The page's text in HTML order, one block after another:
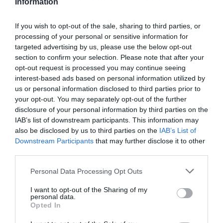
Information
If you wish to opt-out of the sale, sharing to third parties, or
processing of your personal or sensitive information for
targeted advertising by us, please use the below opt-out
section to confirm your selection. Please note that after your
opt-out request is processed you may continue seeing
interest-based ads based on personal information utilized by
us or personal information disclosed to third parties prior to
your opt-out. You may separately opt-out of the further
disclosure of your personal information by third parties on the
IAB’s list of downstream participants. This information may
also be disclosed by us to third parties on the IAB’s List of
Downstream Participants that may further disclose it to other
Personal Data Processing Opt Outs
I want to opt-out of the Sharing of my
personal data.
Opted In
ζούμε τώρα , μια εποχή χωρίς πίστη, αγνότητα και
πνεύμα αυτοθυσίας. Και με όλο και λιγότερα δάση. Ίσως
βέβαια σε 100, 200 χρόνια όλα αυτά να αλλάξουν,
μπορεί έρθει μια άλλη καλύτερη εποχή. Θα δείξει.
-Μπορείτε να φανταστείτε την πορεία του
χαρακτήρα σας μετά την τελευταία σκηνή; Πώς
αναμένετε να αξιολογήσει τη δική του πορεία ζωής
άμα φτάσει την ηλικία του Θείου Βάνια;
Τον φαντάζομαι να γυροφέρνει πάλι στο κτήμα των
μικρό παιδί, να νιώθει κουρασμένος συνέχεια, να
φυτεύει δέντρα, αλλά όχι με τόση θέρμη, να σκέφτεται
τα χρόνια που έχασε, και τα ταξίδια που δεν έκανε στην
Αφρική. Νομίζω πως δεν θα ξεφύγει από την